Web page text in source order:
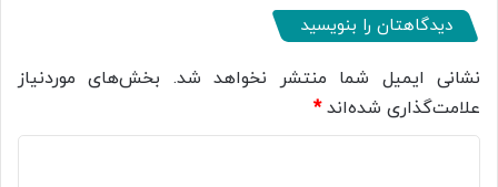
دیدگاهتان را بنویسید
نشانی ایمیل شما منتشر نخواهد شد. بخش‌های موردنیاز
علامت‌گذاری شده‌اند*